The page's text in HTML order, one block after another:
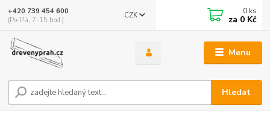
Menu
CZK
Hledat
+420 739 454 600
(Po-Pá, 7-15 hod.)
0 ks
za 0 Kč